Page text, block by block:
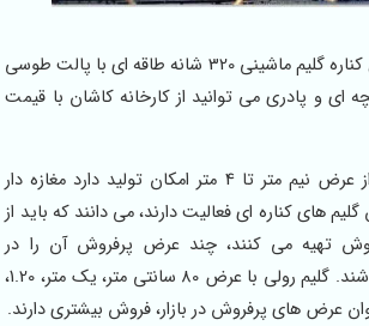
جدیدترین طرح و انواع کناره گلیم ماشینی 320 شانه طاقه ای با پالت طوسی
ای و پادری می توانید از کارخانه کاشان با قیمت
گلیم طاقه ای یا رولی از عرض نیم متر تا 4 متر امکان تولید دارد مغازه دار
های کناره ای فعالیت دارند، می دانند که باید از
تهیه می کنند، چند عرض پرفروش آن را در
نمایشگاه خود داشته باشند. گلیم رولی با عرض 80 سانتی متر، یک متر، 1.20،